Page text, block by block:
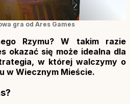
gra od Ares Games
Rzymu? W takim razie
okazać się może idealna dla
w której walczymy o
w Wiecznym Mieście.